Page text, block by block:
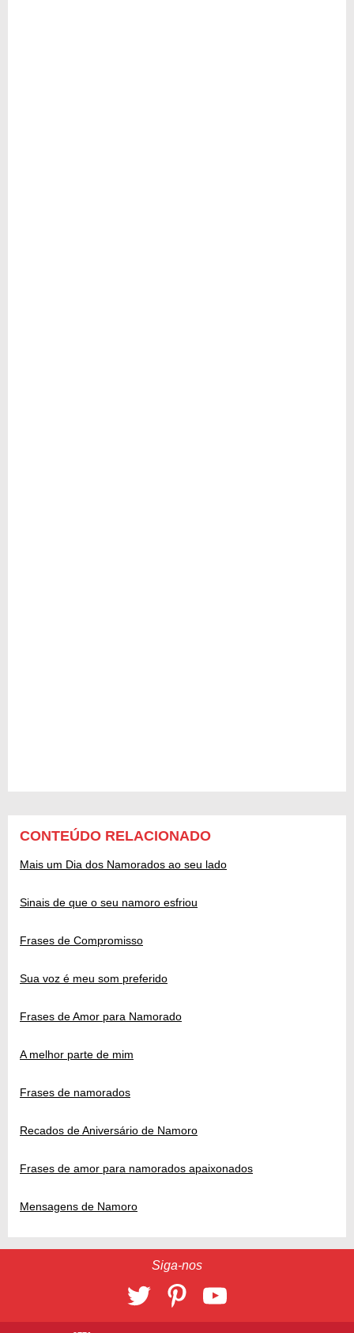
CONTEÚDO RELACIONADO
Mais um Dia dos Namorados ao seu lado
Sinais de que o seu namoro esfriou
Frases de Compromisso
Sua voz é meu som preferido
Frases de Amor para Namorado
A melhor parte de mim
Frases de namorados
Recados de Aniversário de Namoro
Frases de amor para namorados apaixonados
Mensagens de Namoro
Siga-nos